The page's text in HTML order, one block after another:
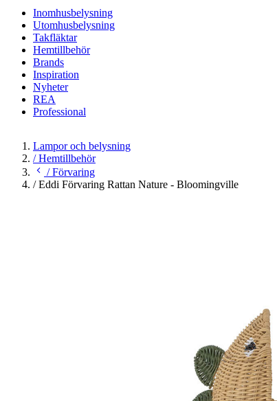
Inomhusbelysning
Utomhusbelysning
Takfläktar
Hemtillbehör
Brands
Inspiration
Nyheter
REA
Professional
Lampor och belysning
/ Hemtillbehör
/ Förvaring
/ Eddi Förvaring Rattan Nature - Bloomingville